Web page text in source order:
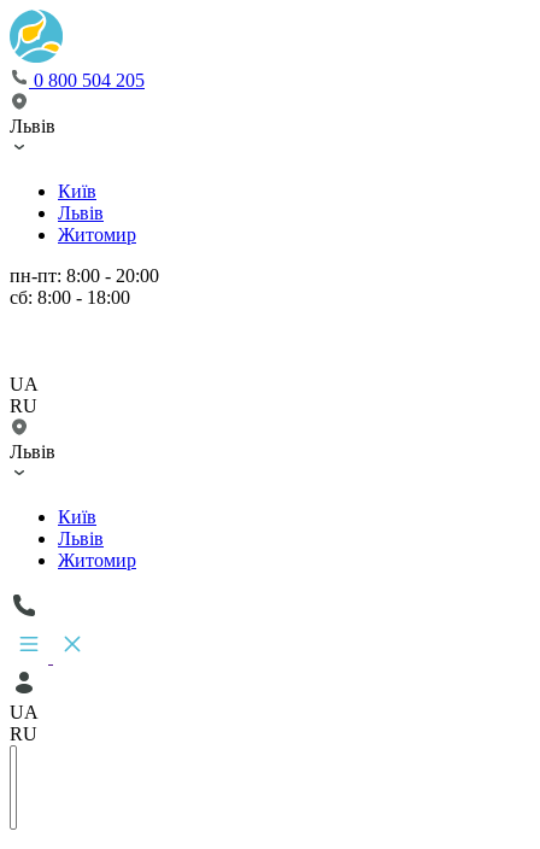
0 800 504 205
Львів
Київ
Львів
Житомир
пн-пт: 8:00 - 20:00
сб: 8:00 - 18:00
UA
RU
Львів
Київ
Львів
Житомир
UA
RU